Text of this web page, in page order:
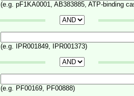
(e.g. pF1KA0001, AB383885, ATP-binding
(e.g. IPR001849, IPR001373)
(e.g. PF00169, PF00888)